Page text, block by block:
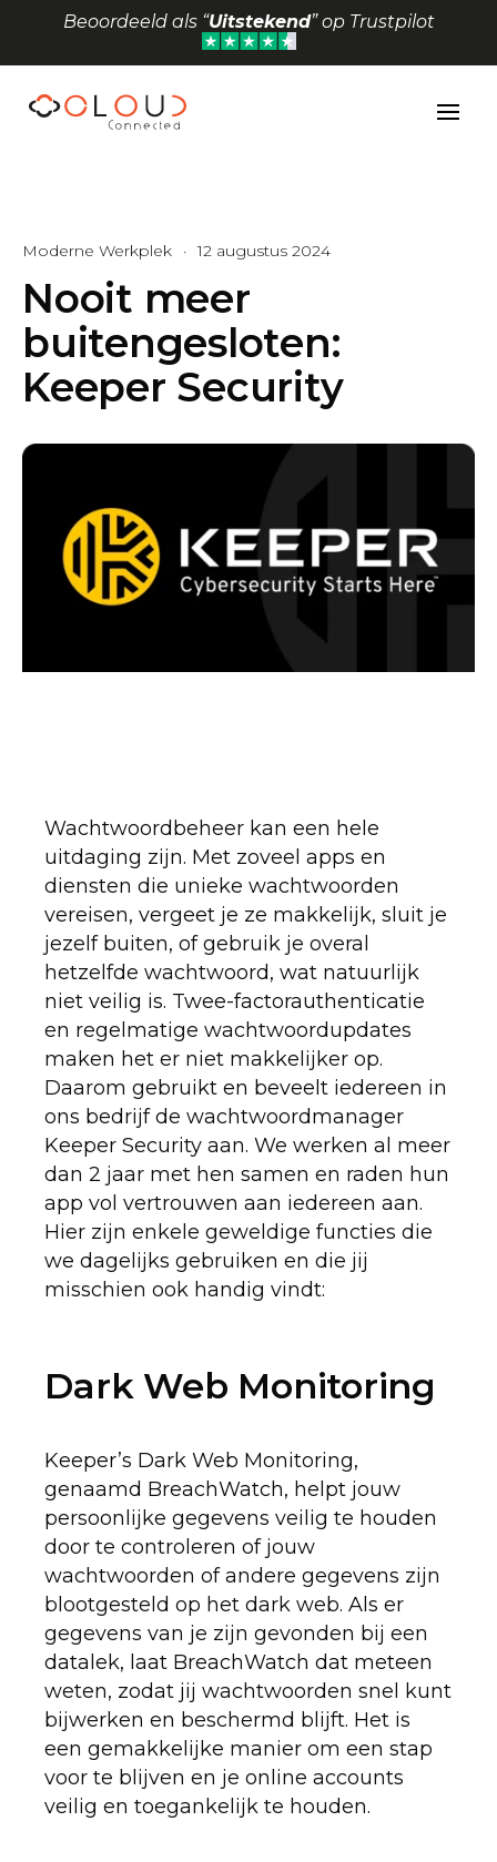
Beoordeeld als “Uitstekend” op Trustpilot
Moderne Werkplek · 12 augustus 2024
Nooit meer
buitengesloten:
Keeper Security
Wachtwoordbeheer kan een hele
uitdaging zijn. Met zoveel apps en
diensten die unieke wachtwoorden
vereisen, vergeet je ze makkelijk, sluit je
jezelf buiten, of gebruik je overal
hetzelfde wachtwoord, wat natuurlijk
niet veilig is. Twee-factorauthenticatie
en regelmatige wachtwoordupdates
maken het er niet makkelijker op.
Daarom gebruikt en beveelt iedereen in
ons bedrijf de wachtwoordmanager
Keeper Security aan. We werken al meer
dan 2 jaar met hen samen en raden hun
app vol vertrouwen aan iedereen aan.
Hier zijn enkele geweldige functies die
we dagelijks gebruiken en die jij
misschien ook handig vindt:
Dark Web Monitoring
Keeper’s Dark Web Monitoring,
genaamd BreachWatch, helpt jouw
persoonlijke gegevens veilig te houden
door te controleren of jouw
wachtwoorden of andere gegevens zijn
blootgesteld op het dark web. Als er
gegevens van je zijn gevonden bij een
datalek, laat BreachWatch dat meteen
weten, zodat jij wachtwoorden snel kunt
bijwerken en beschermd blijft. Het is
een gemakkelijke manier om een stap
voor te blijven en je online accounts
veilig en toegankelijk te houden.